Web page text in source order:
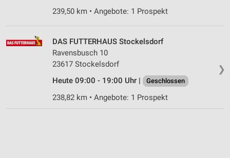
239,50 km • Angebote: 1 Prospekt
❯
DAS FUTTERHAUS Stockelsdorf
Ravensbusch 10
23617 Stockelsdorf
Heute 09:00 - 19:00 Uhr |
Geschlossen
238,82 km • Angebote: 1 Prospekt